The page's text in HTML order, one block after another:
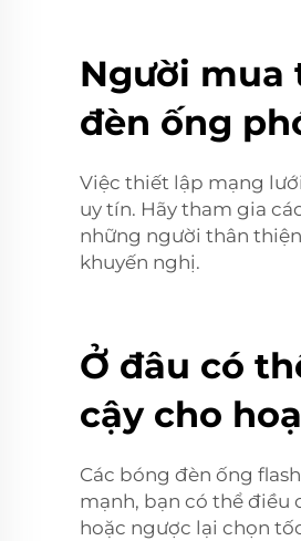
Người mua
đèn ống
Việc thiết lập mạng
uy tín. Hãy tham gia
những người thân
khuyến nghị.
Ở đâu có
cậy cho
Các bóng đèn ống
mạnh, bạn có thể điều
hoặc ngược lại chọn